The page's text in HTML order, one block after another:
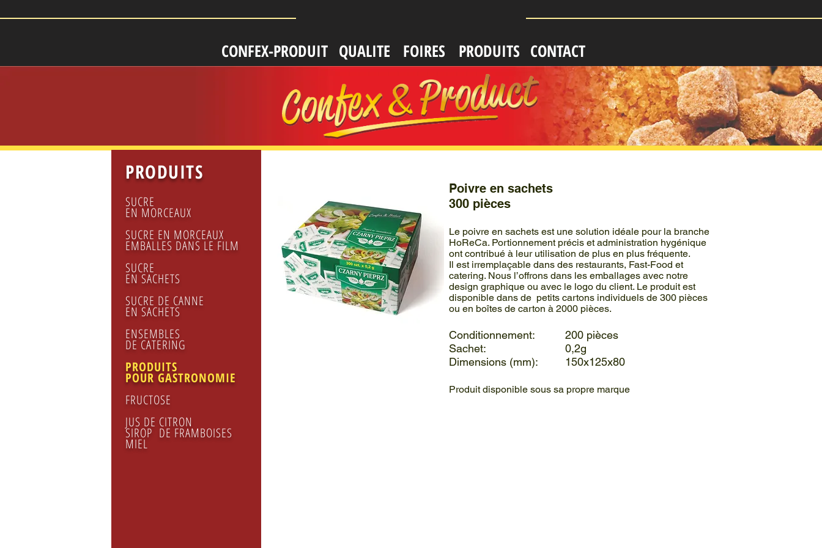
CONFEX-PRODUIT QUALITE FOIRES PRODUITS CONTACT
PRODUITS
SUCRE
EN MORCEAUX
SUCRE EN MORCEAUX
EMBALLES DANS LE FILM
SUCRE
EN SACHETS
SUCRE DE CANNE
EN SACHETS
ENSEMBLES
DE CATERING
PRODUITS
POUR GASTRONOMIE
FRUCTOSE
JUS DE CITRON
SIROP DE FRAMBOISES
MIEL
Poivre en sachets
300 pièces
Le poivre en sachets est une solution idéale pour la branche
HoReCa. Portionnement précis et administration hygénique
ont contribué à leur utilisation de plus en plus fréquente.
Il est irremplaçable dans des restaurants, Fast-Food et
catering. Nous l’offrons dans les emballages avec notre
design graphique ou avec le logo du client. Le produit est
disponible dans de petits cartons individuels de 300 pièces
ou en boîtes de carton à 2000 pièces.
Conditionnement: 200 pièces
Sachet: 0,2g
Dimensions (mm): 150x125x80
Produit disponible sous sa propre marque